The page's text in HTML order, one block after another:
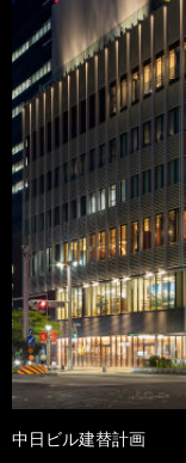
中日ビル建替計画